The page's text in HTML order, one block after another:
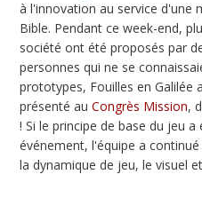
à l'innovation au service d'une
Bible. Pendant ce week-end,
société ont été proposés par
personnes qui ne se
prototypes, Fouilles en Galilée
présenté au Congrès Mission,
! Si le principe de base du jeu
événement, l'équipe a
la dynamique de jeu, le visuel